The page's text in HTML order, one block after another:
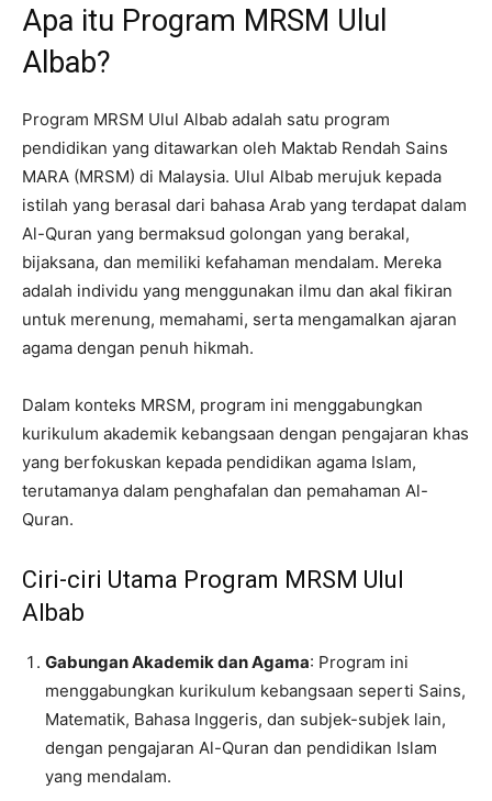
Apa itu Program MRSM Ulul
Albab?
Program MRSM Ulul Albab adalah satu program
pendidikan yang ditawarkan oleh Maktab Rendah Sains
MARA (MRSM) di Malaysia. Ulul Albab merujuk kepada
istilah yang berasal dari bahasa Arab yang terdapat dalam
Al-Quran yang bermaksud golongan yang berakal,
bijaksana, dan memiliki kefahaman mendalam. Mereka
adalah individu yang menggunakan ilmu dan akal fikiran
untuk merenung, memahami, serta mengamalkan ajaran
agama dengan penuh hikmah.
Dalam konteks MRSM, program ini menggabungkan
kurikulum akademik kebangsaan dengan pengajaran khas
yang berfokuskan kepada pendidikan agama Islam,
terutamanya dalam penghafalan dan pemahaman Al-
Quran.
Ciri-ciri Utama Program MRSM Ulul
Albab
Gabungan Akademik dan Agama: Program ini
menggabungkan kurikulum kebangsaan seperti Sains,
Matematik, Bahasa Inggeris, dan subjek-subjek lain,
dengan pengajaran Al-Quran dan pendidikan Islam
yang mendalam.